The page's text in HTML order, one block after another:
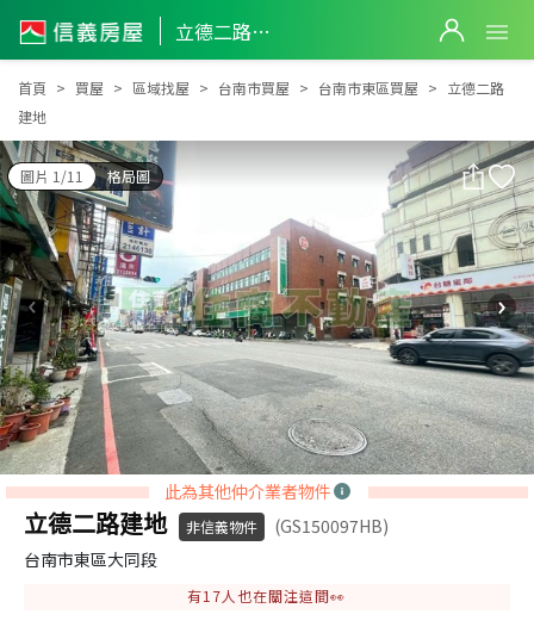
立德二路建地
立德二路建地
首頁 買屋 區域找屋 台南市買屋 台南市東區買屋
立德二路
建地
圖片 1/11 格局圖
此為其他仲介業者物件
立德二路建地 非信義物件
(GS150097HB)
台南市東區大同段
有17人也在關注這間👀